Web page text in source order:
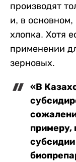
производят
и, в
хлопка. Хотя
применении
зерновых.
«В
примеру,